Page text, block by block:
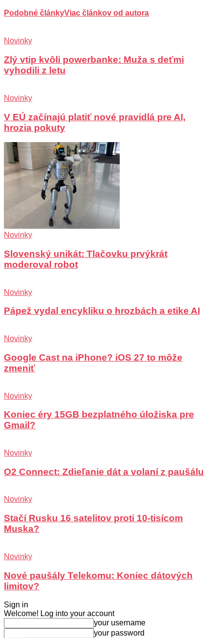
Podobné článkyViac článkov od autora
Novinky
Zlý vtip kvôli powerbanke: Muža s deťmi
vyhodili z letu
Novinky
V EÚ začínajú platiť nové pravidlá pre AI,
hrozia pokuty
Novinky
Slovenský unikát: Tlačovku prvýkrát
moderoval robot
Novinky
Pápež vydal encykliku o hrozbách a etike AI
Novinky
Google Cast na iPhone? iOS 27 to môže
zmeniť
Novinky
Koniec éry 15GB bezplatného úložiska pre
Gmail?
Novinky
O2 Connect: Zdieľanie dát a volaní z paušálu
Novinky
Stačí Rusku 16 satelitov proti 10-tisícom
Muska?
Novinky
Nové paušály Telekomu: Koniec dátových
limitov?
Sign in
Welcome! Log into your account
your username
your password